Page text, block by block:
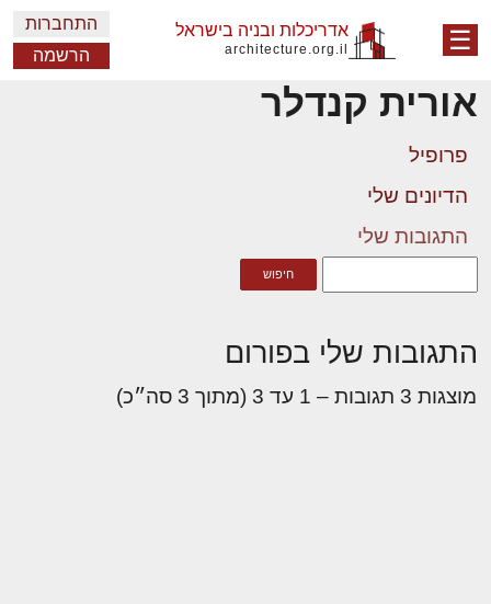
☰ אדריכלות ובניה בישראל
architecture.org.il
התחברות
הרשמה
אורית קנדלר
פרופיל
הדיונים שלי
התגובות שלי
התגובות שלי בפורום
מוצגות 3 תגובות – 1 עד 3 (מתוך 3 סה״כ)